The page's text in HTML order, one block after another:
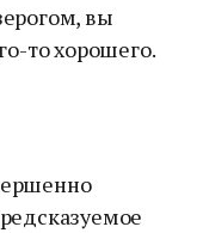
вы
то хорошего.